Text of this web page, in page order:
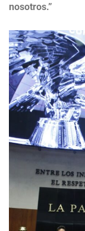
nosotros.”